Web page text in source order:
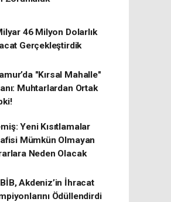
46 Milyon Dolarlık
Gerçekleştirdik
"Kırsal Mahalle"
Muhtarlardan Ortak
Yeni Kısıtlamalar
Mümkün Olmayan
Neden Olacak
Akdeniz’in İhracat
Ödüllendirdi